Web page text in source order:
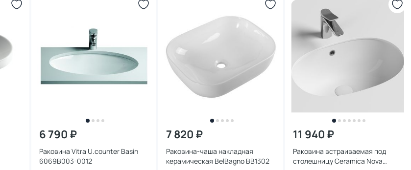
6 790 ₽
Раковина Vitra U.counter Basin
6069B003-0012
7 820 ₽
Раковина-чаша накладная
керамическая BelBagno BB1302
11 940 ₽
Раковина встраиваемая под
столешницу Ceramica Nova